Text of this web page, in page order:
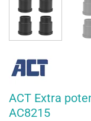
ACT Extra
AC8215